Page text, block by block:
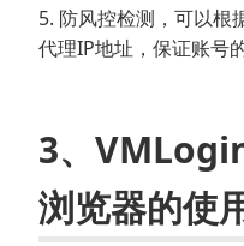
5. 防风控检测，可以根
代理IP地址，保证账号
3、
浏览器的使